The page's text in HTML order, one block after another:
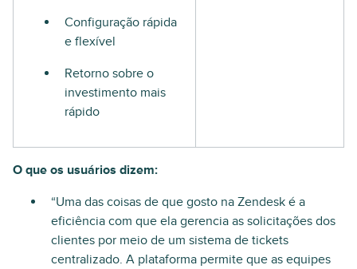
Configuração rápida
e flexível
Retorno sobre o
investimento mais
rápido
O que os usuários dizem:
“Uma das coisas de que gosto na Zendesk é a
eficiência com que ela gerencia as solicitações dos
clientes por meio de um sistema de tickets
centralizado. A plataforma permite que as equipes